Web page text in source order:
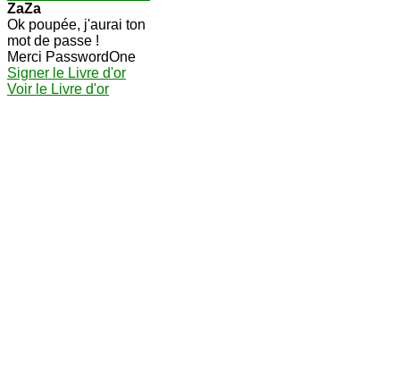
ZaZa
Ok poupée, j'aurai ton
mot de passe !
Merci PasswordOne
Signer le Livre d'or
Voir le Livre d'or